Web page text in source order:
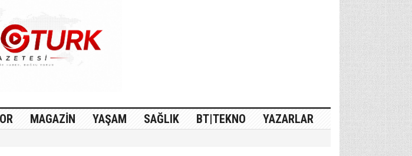
MAGAZİN YAŞAM SAĞLIK BT|TEKNO YAZARLAR